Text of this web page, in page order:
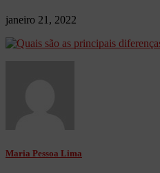
janeiro 21, 2022
Maria Pessoa Lima